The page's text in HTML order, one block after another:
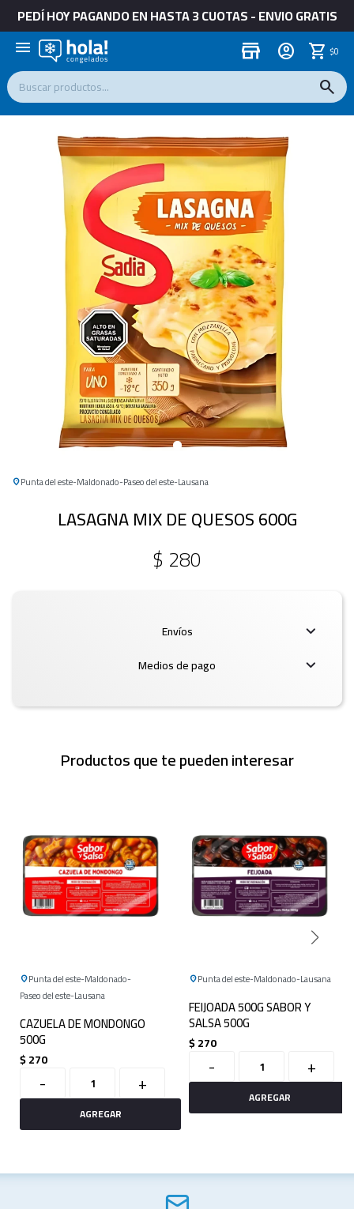
PEDÍ HOY PAGANDO EN HASTA 3 CUOTAS - ENVIO GRATIS
menu store $0
Punta del este Maldonado Paseo del este Lausana
LASAGNA MIX DE QUESOS 600G
$ 280
Envíos
Medios de pago
Productos que te pueden interesar
Punta del este Maldonado
Paseo del este Lausana
CAZUELA DE MONDONGO
500G
$270
- +
Punta del este Maldonado Lausana
FEIJOADA 500G SABOR Y
SALSA 500G
$270
- +